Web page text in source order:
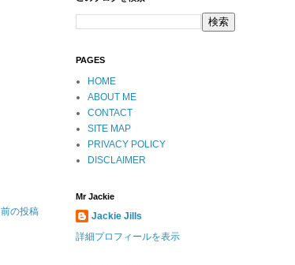
前の投稿
PAGES
HOME
ABOUT ME
CONTACT
SITE MAP
PRIVACY POLICY
DISCLAIMER
Mr Jackie
Jackie Jills
詳細プロフィールを表示